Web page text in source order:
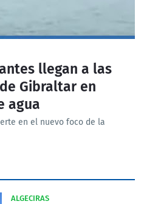
llegan a las
Gibraltar en
agua
en el nuevo foco de la
ALGECIRAS